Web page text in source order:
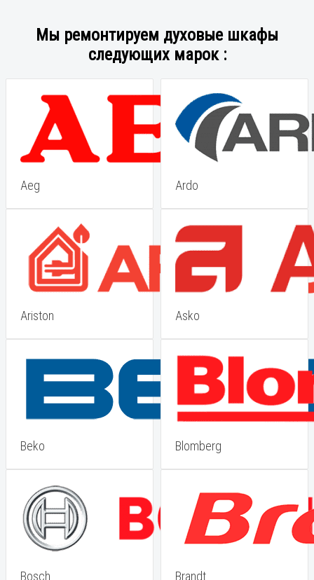
Мы ремонтируем духовые шкафы
следующих марок :
Aeg Ardo
Ariston Asko
Beko Blomberg
Bosch Brandt